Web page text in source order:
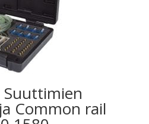
Suuttimien
Common rail